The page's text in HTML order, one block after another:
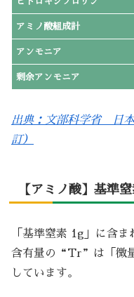
アミノ酸組成計
アンモニア
剰余アンモニア
出典：文部科学省 日
訂）
【アミノ酸】基準
「基準窒素 1g」に含ま
含有量の“Tr”は「微
しています。